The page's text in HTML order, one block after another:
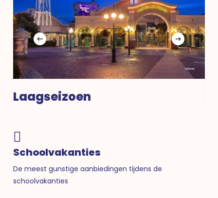
Laagseizoen
Schoolvakanties
De meest gunstige aanbiedingen tijdens de
schoolvakanties